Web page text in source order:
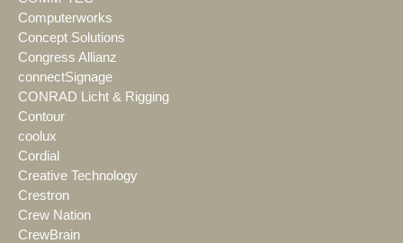
Computerworks
Concept Solutions
Congress Allianz
connectSignage
CONRAD Licht & Rigging
Contour
coolux
Cordial
Creative Technology
Crestron
Crew Nation
CrewBrain